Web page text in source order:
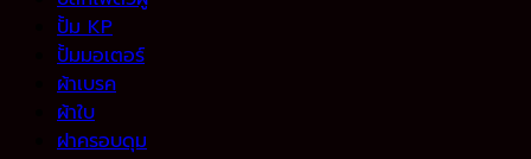
ปั้ม KP
ปั้มมอเตอร์
ผ้าเบรค
ผ้าใบ
ฝาครอบดุม